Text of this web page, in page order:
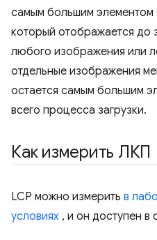
самым большим элементом
который отображается до
любого изображения или
отдельные изображения
остается самым большим
всего процесса загрузки.
Как измерить ЛКП
LCP можно измерить в
условиях , и он доступен в